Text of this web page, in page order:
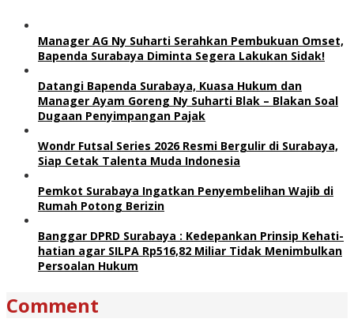
Manager AG Ny Suharti Serahkan Pembukuan Omset,
Bapenda Surabaya Diminta Segera Lakukan Sidak!
Datangi Bapenda Surabaya, Kuasa Hukum dan
Manager Ayam Goreng Ny Suharti Blak – Blakan Soal
Dugaan Penyimpangan Pajak
Wondr Futsal Series 2026 Resmi Bergulir di Surabaya,
Siap Cetak Talenta Muda Indonesia
Pemkot Surabaya Ingatkan Penyembelihan Wajib di
Rumah Potong Berizin
Banggar DPRD Surabaya : Kedepankan Prinsip Kehati-
hatian agar SILPA Rp516,82 Miliar Tidak Menimbulkan
Persoalan Hukum
Comment